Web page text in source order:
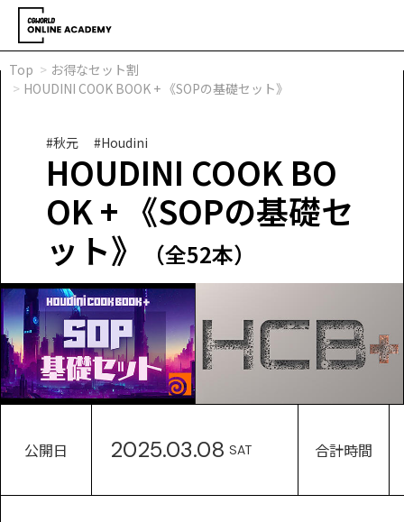
Top
お得なセット割
HOUDINI COOK BOOK + 《SOPの基礎セット》
#秋元 #Houdini
HOUDINI COOK BO
OK + 《SOPの基礎セ
ット》
（全52本）
公開日 2025.03.08 SAT 合計時間